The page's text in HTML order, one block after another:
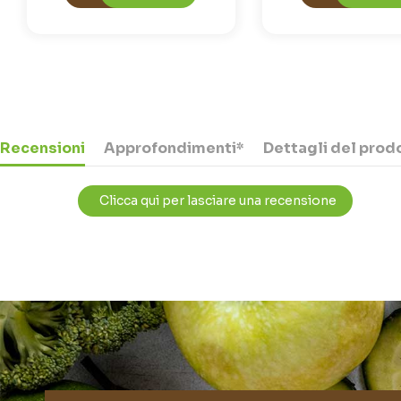
Recensioni Approfondimenti* Dettagli del
Clicca qui per lasciare una recensione